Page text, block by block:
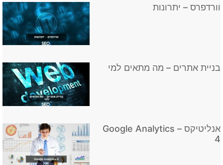
וורדפרס – יתרונות
בניית אתרים – מה מתאים למי
אנליטיקס – Google Analytics
4